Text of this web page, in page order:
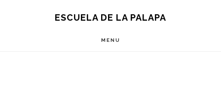
ESCUELA DE LA PALAPA
MENU